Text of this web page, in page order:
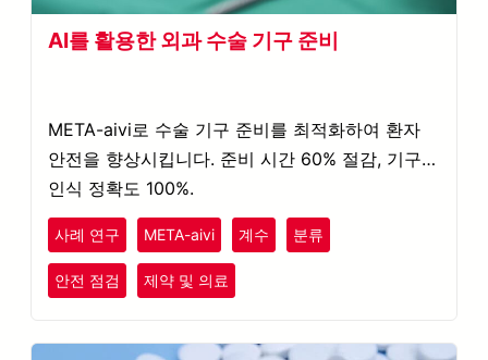
AI를 활용한 외과 수술 기구 준비
META-aivi로 수술 기구 준비를 최적화하여 환자
안전을 향상시킵니다. 준비 시간 60% 절감, 기구
인식 정확도 100%.
사례 연구 META-aivi 계수 분류
안전 점검 제약 및 의료